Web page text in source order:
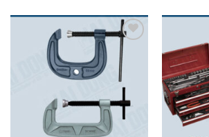
Add to
Wishlist